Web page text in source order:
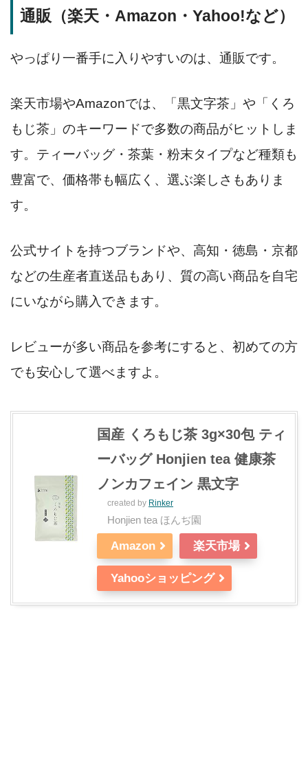
通販（楽天・Amazon・Yahoo!など）
やっぱり一番手に入りやすいのは、通販です。
楽天市場やAmazonでは、「黒文字茶」や「くろ
もじ茶」のキーワードで多数の商品がヒットしま
す。ティーバッグ・茶葉・粉末タイプなど種類も
豊富で、価格帯も幅広く、選ぶ楽しさもありま
す。
公式サイトを持つブランドや、高知・徳島・京都
などの生産者直送品もあり、質の高い商品を自宅
にいながら購入できます。
レビューが多い商品を参考にすると、初めての方
でも安心して選べますよ。
国産 くろもじ茶 3g×30包 ティ
ーバッグ Honjien tea 健康茶
ノンカフェイン 黒文字
created by Rinker
Honjien tea ほんぢ園
Amazon 楽天市場
Yahooショッピング